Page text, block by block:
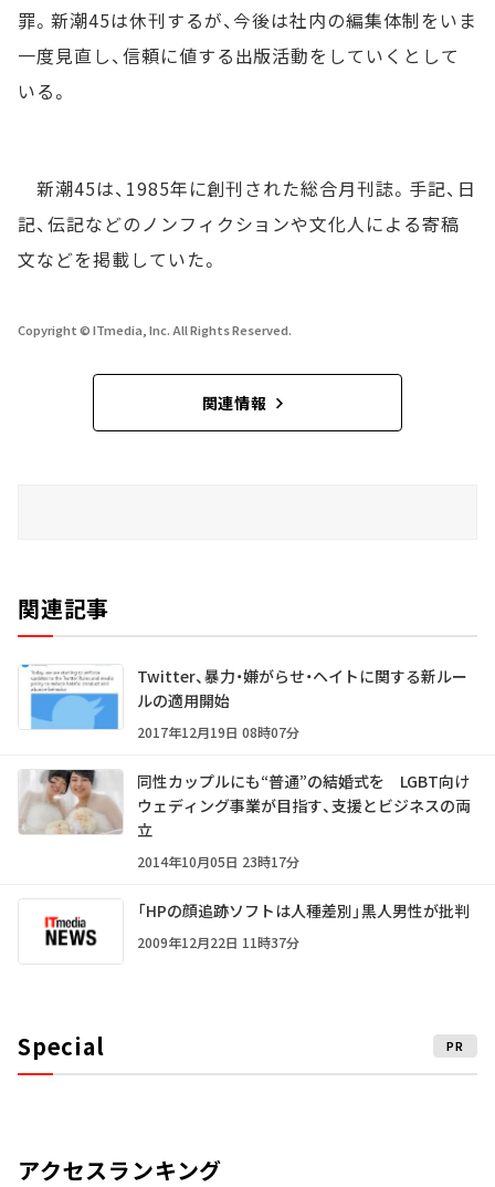
罪。新潮45は休刊するが、今後は社内の編集体制をいま
一度見直し、信頼に値する出版活動をしていくとして
いる。
新潮45は、1985年に創刊された総合月刊誌。手記、日
記、伝記などのノンフィクションや文化人による寄稿
文などを掲載していた。
Copyright © ITmedia, Inc. All Rights Reserved.
関連情報
関連記事
Twitter、暴力・嫌がらせ・ヘイトに関する新ルー
ルの適用開始
2017年12月19日 08時07分
同性カップルにも“普通”の結婚式を LGBT向け
ウェディング事業が目指す、支援とビジネスの両
立
2014年10月05日 23時17分
「HPの顔追跡ソフトは人種差別」黒人男性が批判
2009年12月22日 11時37分
Special PR
アクセスランキング